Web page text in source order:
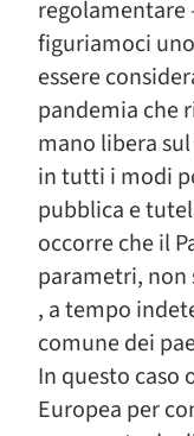
regolamentare
figuriamoci
essere
pandemia che
mano libera
in tutti i modi
pubblica e
occorre che il
parametri, non
, a tempo
comune dei
In questo caso
Europea per